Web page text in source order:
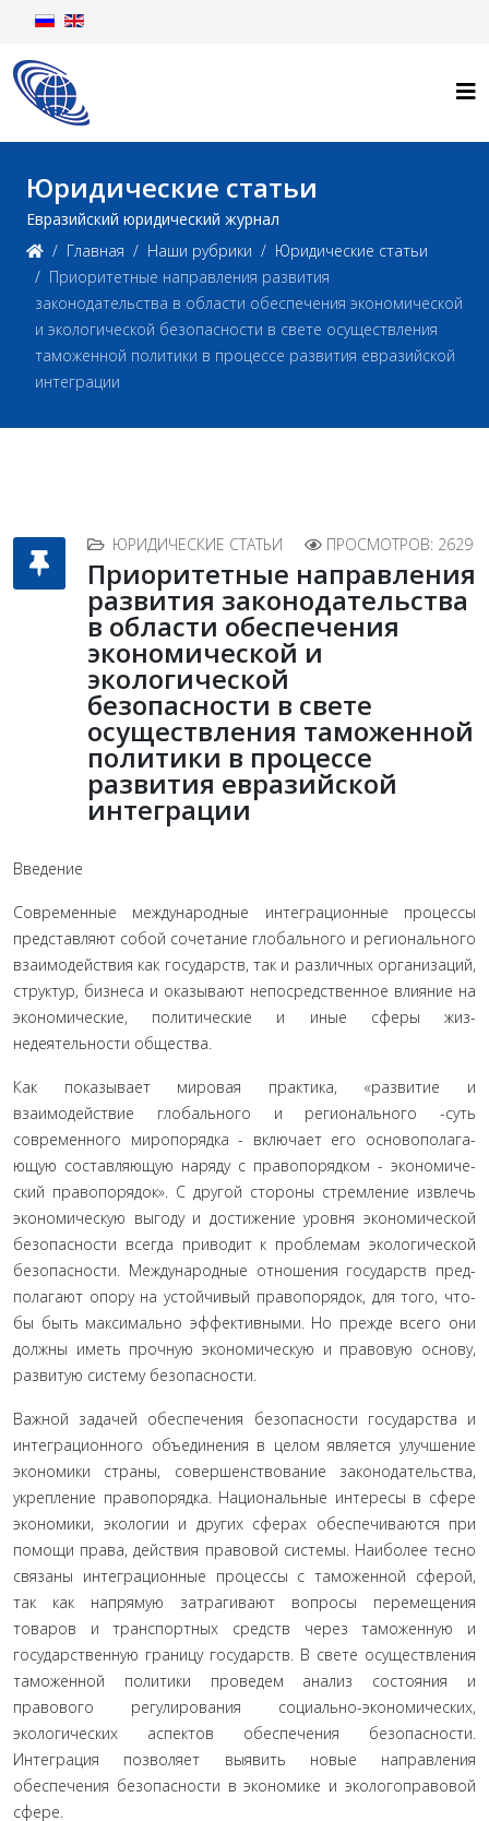
Юридические статьи
Евразийский юридический журнал
Главная
Наши рубрики
Юридические статьи
Приоритетные направления развития
законодательства в области обеспечения экономической
и экологической безопасности в свете осуществления
таможенной политики в процессе развития евразийской
интеграции
ЮРИДИЧЕСКИЕ СТАТЬИ ПРОСМОТРОВ: 2629
Приоритетные направления
развития законодательства
в области обеспечения
экономической и
экологической
безопасности в свете
осуществления таможенной
политики в процессе
развития евразийской
интеграции
Введение
Современные международные интеграционные процес­сы
представляют собой сочетание глобального и региональ­ного
взаимодействия как государств, так и различных орга­низаций,
структур, бизнеса и оказывают непосредственное влияние на
экономические, политические и иные сферы жиз­
недеятельности общества.
Как показывает мировая практика, «развитие и
взаимодействие глобального и регионального -суть
современного миропорядка - включает его основополага­
ющую составляющую наряду с правопорядком - экономиче­
ский правопорядок». С другой стороны стремление извлечь
экономическую выгоду и достижение уровня экономической
безопасности всегда приводит к проблемам экологической
безопасности. Международные отношения государств пред­
полагают опору на устойчивый правопорядок, для того, что­
бы быть максимально эффективными. Но прежде всего они
должны иметь прочную экономическую и правовую основу,
развитую систему безопасности.
Важной задачей обеспечения безопасности государства и
интеграционного объединения в целом является улучше­ние
экономики страны, совершенствование законодательства,
укрепление правопорядка. Национальные интересы в сфере
экономики, экологии и других сферах обеспечиваются при
помощи права, действия правовой системы. Наиболее тесно
связаны интеграционные процессы с таможенной сферой,
так как напрямую затрагивают вопросы перемещения
товаров и транспортных средств через таможенную и
государственную границу государств. В свете осуществления
таможенной поли­тики проведем анализ состояния и
правового регулирования социально-экономических,
экологических аспектов обеспече­ния безопасности.
Интеграция позволяет выявить новые на­правления
обеспечения безопасности в экономике и эколого­правовой
сфере.